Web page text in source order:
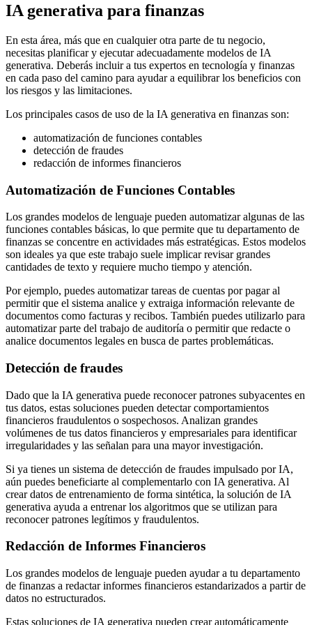
IA generativa para finanzas
En esta área, más que en cualquier otra parte de tu negocio,
necesitas planificar y ejecutar adecuadamente modelos de IA
generativa. Deberás incluir a tus expertos en tecnología y finanzas
en cada paso del camino para ayudar a equilibrar los beneficios con
los riesgos y las limitaciones.
Los principales casos de uso de la IA generativa en finanzas son:
automatización de funciones contables
detección de fraudes
redacción de informes financieros
Automatización de Funciones Contables
Los grandes modelos de lenguaje pueden automatizar algunas de las
funciones contables básicas, lo que permite que tu departamento de
finanzas se concentre en actividades más estratégicas. Estos modelos
son ideales ya que este trabajo suele implicar revisar grandes
cantidades de texto y requiere mucho tiempo y atención.
Por ejemplo, puedes automatizar tareas de cuentas por pagar al
permitir que el sistema analice y extraiga información relevante de
documentos como facturas y recibos. También puedes utilizarlo para
automatizar parte del trabajo de auditoría o permitir que redacte o
analice documentos legales en busca de partes problemáticas.
Detección de fraudes
Dado que la IA generativa puede reconocer patrones subyacentes en
tus datos, estas soluciones pueden detectar comportamientos
financieros fraudulentos o sospechosos. Analizan grandes
volúmenes de tus datos financieros y empresariales para identificar
irregularidades y las señalan para una mayor investigación.
Si ya tienes un sistema de detección de fraudes impulsado por IA,
aún puedes beneficiarte al complementarlo con IA generativa. Al
crear datos de entrenamiento de forma sintética, la solución de IA
generativa ayuda a entrenar los algoritmos que se utilizan para
reconocer patrones legítimos y fraudulentos.
Redacción de Informes Financieros
Los grandes modelos de lenguaje pueden ayudar a tu departamento
de finanzas a redactar informes financieros estandarizados a partir de
datos no estructurados.
Estas soluciones de IA generativa pueden crear automáticamente